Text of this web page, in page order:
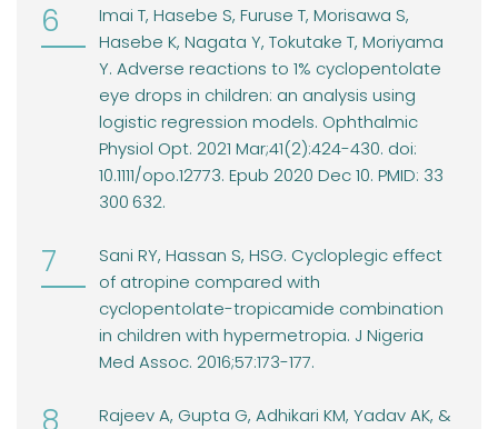
Imai T, Hasebe S, Furuse T, Morisawa S,
Hasebe K, Nagata Y, Tokutake T, Moriyama
Y. Adverse reactions to 1% cyclopentolate
eye drops in children: an analysis using
logistic regression models. Ophthalmic
Physiol Opt. 2021 Mar;41(2):424-430. doi:
10.1111/opo.12773. Epub 2020 Dec 10. PMID: 33
300 632.
Sani RY, Hassan S, HSG. Cycloplegic effect
of atropine compared with
cyclopentolate-tropicamide combination
in children with hypermetropia. J Nigeria
Med Assoc. 2016;57:173-177.
Rajeev A, Gupta G, Adhikari KM, Yadav AK, &